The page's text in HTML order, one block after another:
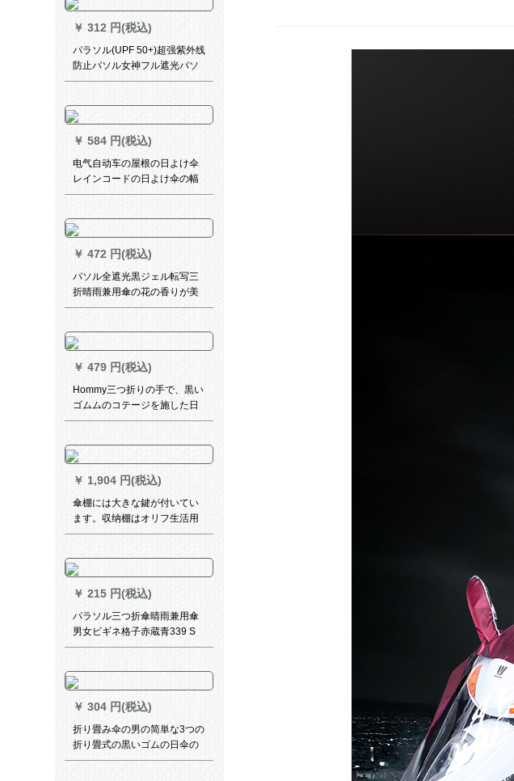
￥ 312 円(税込)
パラソル(UPF 50+)超强紫外线
防止パソル女神フル遮光パソ
ラス小黒伞しんちゃん三折晴
￥ 584 円(税込)
电气自动车の屋根の日よけ伞
レインコードの日よけ伞の幅
を大きする。スクラバーの屋
ました。风よけカバの黒い裏
+前后の窓を开けます。
￥ 472 円(税込)
パソル全遮光黒ジェル転写三
折晴雨兼用傘の花の香りが美
しい33548 Eバラ赤
￥ 479 円(税込)
Hommy三つ折りの手で、黒い
ゴムムのコテージを施した日
伞の日烧けを防止する紫外线
ート
￥ 1,904 円(税込)
傘棚には大きな鍵が付いてい
ます。収纳棚はオリフ生活用
伞机です。傘立て会社のロ
は、傘立てのプリクラが10頭
前に置いてあります。
￥ 215 円(税込)
パラソル三つ折傘晴雨兼用傘
男女ビギネ格子赤蔵青339 S
￥ 304 円(税込)
折り畳み伞の男の简単な3つの
折り畳式の黒いゴムの日伞の
日よけ伞の女性の軽い便な両